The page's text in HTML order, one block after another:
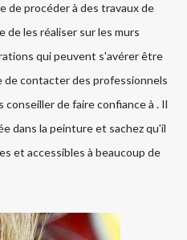
de procéder à des travaux de
de les réaliser sur les murs
qui peuvent s'avérer être
de contacter des professionnels
conseiller de faire confiance à . Il
dans la peinture et sachez qu'il
et accessibles à beaucoup de